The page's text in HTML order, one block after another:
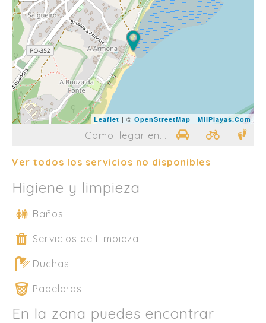
Leaflet | © OpenStreetMap | MilPlayas.Com
Como llegar en...
Ver todos los servicios no disponibles
Higiene y limpieza
Baños
Servicios de Limpieza
Duchas
Papeleras
En la zona puedes encontrar